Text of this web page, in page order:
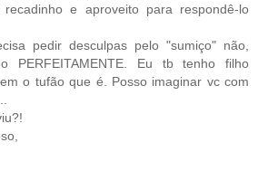
e aproveito para respondê-lo
pedir desculpas pelo "sumiço" não,
PERFEITAMENTE. Eu tb tenho filho
o tufão que é. Posso imaginar vc com